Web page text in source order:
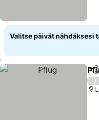
Valitse päivät nähdäksesi
Jaa
/